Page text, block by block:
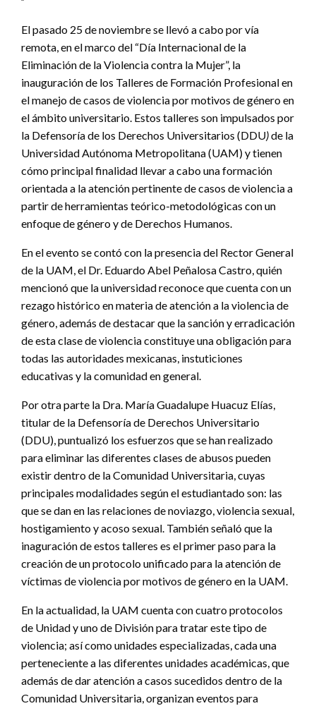
El pasado 25 de noviembre se llevó a cabo por vía
remota, en el marco del “Día Internacional de la
Eliminación de la Violencia contra la Mujer”, la
inauguración de los Talleres de Formación Profesional en
el manejo de casos de violencia por motivos de género en
el ámbito universitario. Estos talleres son impulsados por
la Defensoría de los Derechos Universitarios (DDU)de la
Universidad Autónoma Metropolitana (UAM) y tienen
cómo principal finalidad llevar a cabo una formación
orientada a la atención pertinente de casos de violencia a
partir de herramientas teórico-metodológicas con un
enfoque de género y de Derechos Humanos.
En el evento se contó con la presencia del Rector General
de la UAM, el Dr. Eduardo Abel Peñalosa Castro, quién
mencionó que la universidad reconoce que cuenta con un
rezago histórico en materia de atención a la violencia de
género, además de destacar que la sanción y erradicación
de esta clase de violencia constituye una obligación para
todas las autoridades mexicanas, instuticiones
educativas y la comunidad en general.
Por otra parte la Dra. María Guadalupe Huacuz Elías,
titular de la Defensoría de Derechos Universitario
(DDU), puntualizó los esfuerzos que se han realizado
para eliminar las diferentes clases de abusos pueden
existir dentro de la Comunidad Universitaria, cuyas
principales modalidades según el estudiantado son: las
que se dan en las relaciones de noviazgo, violencia sexual,
hostigamiento y acoso sexual. También señaló que la
inaguración de estos talleres es el primer paso para la
creación de un protocolo unificado para la atención de
víctimas de violencia por motivos de género en la UAM.
En la actualidad, la UAM cuenta con cuatro protocolos
de Unidad y uno de División para tratar este tipo de
violencia; así como unidades especializadas, cada una
perteneciente a las diferentes unidades académicas, que
además de dar atención a casos sucedidos dentro de la
Comunidad Universitaria, organizan eventos para